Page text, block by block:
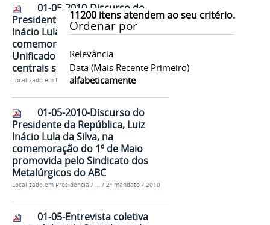
11200itens atendem ao seu critério.
Ordenar por
Relevância
Data (mais Recente Primeiro)
alfabeticamente
01-05-2010-Discurso do
Presidente da República, Luiz
Inácio Lula da Silva, na
comemoração do 1º de Maio
Unificado promovido pelas
centrais sindicais
Localizado em Presidência /…/2º mandato
01-05-2010-Discurso do
Presidente da República, Luiz
Inácio Lula da Silva, na
comemoração do 1º de Maio
promovida pelo Sindicato dos
Metalúrgicos do ABC
Localizado em Presidência / / 2º mandato / 2010
01-05-Entrevista coletiva